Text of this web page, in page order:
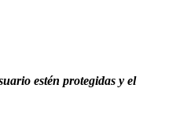
estén protegidas y el